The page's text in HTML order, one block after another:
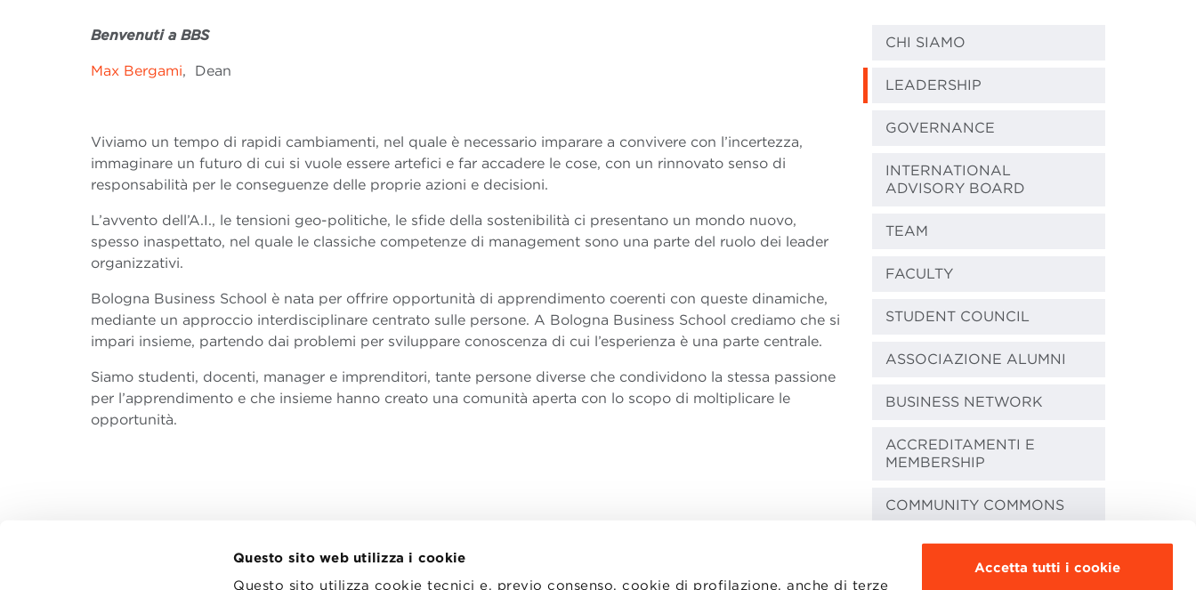
Questo sito web utilizza i cookie
Questo sito utilizza cookie tecnici e, previo consenso, cookie di profilazione, anche di terze
Accetta tutti i cookie
Benvenuti a BBS
Max Bergami, Dean
Viviamo un tempo di rapidi cambiamenti, nel quale è necessario imparare a convivere con l’incertezza,
immaginare un futuro di cui si vuole essere artefici e far accadere le cose, con un rinnovato senso di
responsabilità per le conseguenze delle proprie azioni e decisioni.
L’avvento dell’A.I., le tensioni geo-politiche, le sfide della sostenibilità ci presentano un mondo nuovo,
spesso inaspettato, nel quale le classiche competenze di management sono una parte del ruolo dei leader
organizzativi.
Bologna Business School è nata per offrire opportunità di apprendimento coerenti con queste dinamiche,
mediante un approccio interdisciplinare centrato sulle persone. A Bologna Business School crediamo che si
impari insieme, partendo dai problemi per sviluppare conoscenza di cui l’esperienza è una parte centrale.
Siamo studenti, docenti, manager e imprenditori, tante persone diverse che condividono la stessa passione
per l’apprendimento e che insieme hanno creato una comunità aperta con lo scopo di moltiplicare le
opportunità.
CHI SIAMO
LEADERSHIP
GOVERNANCE
INTERNATIONAL
ADVISORY BOARD
TEAM
FACULTY
STUDENT COUNCIL
ASSOCIAZIONE ALUMNI
BUSINESS NETWORK
ACCREDITAMENTI E
MEMBERSHIP
COMMUNITY COMMONS